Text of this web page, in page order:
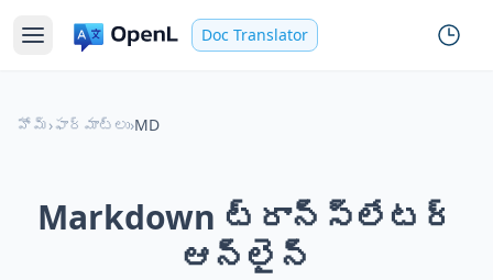
Doc Translator
హోమ్›ఫార్మాట్లు›MD
Markdown ట్రాన్స్‌లేటర్
ఆన్‌లైన్